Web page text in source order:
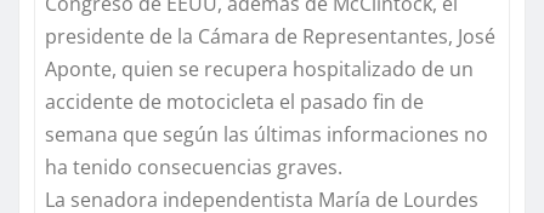
presidente de la Cámara de Representantes, José
Aponte, quien se recupera hospitalizado de un
accidente de motocicleta el pasado fin de
semana que según las últimas informaciones no
ha tenido consecuencias graves.
La senadora independentista María de Lourdes